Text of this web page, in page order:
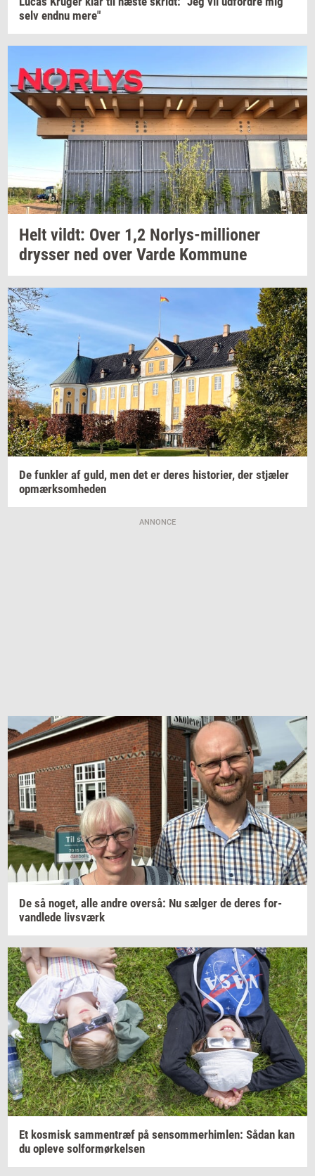
selv endnu mere"
Helt vildt: Over 1,2 Norlys-​millioner
drys­ser ned over Varde Kom­mu­ne
De funk­ler af guld, men det er deres hi­sto­ri­er, der stjæ­ler
op­mærk­som­he­den
ANNONCE
De så noget, alle andre over­så: Nu sæl­ger de deres for­
vand­le­de livs­værk
Et kos­misk sam­men­træf på sen­som­mer­him­len: Sådan kan
du op­le­ve sol­for­mør­kel­sen